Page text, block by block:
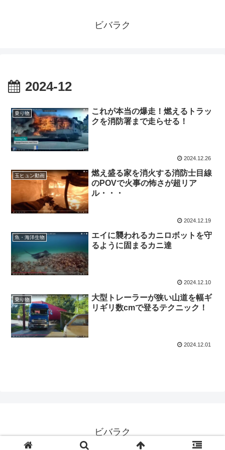
ビバラク
2024-12
乗り物
これが本当の爆走！燃えるトラッ
クを消防署まで走らせる！
2024.12.26
玉ヒュン動画
燃え盛る家を消火する消防士目線
のPOVで火事の怖さが超リア
ル・・・
2024.12.19
魚・海洋生物
エイに襲われるカニロボットを守
るように固まるカニ達
2024.12.10
乗り物
大型トレーラーが狭い山道を幅ギ
リギリ数cmで登るテクニック！
2024.12.01
ビバラク
© 2020 ビバラク.